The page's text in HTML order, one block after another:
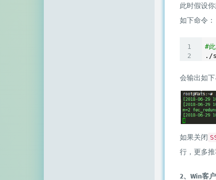
此时假设
如下命令：
#
./
会输出如下
如果关闭
行，更多推
2、Win客